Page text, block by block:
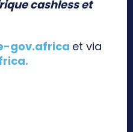
cashless et
gov.africa et via
.